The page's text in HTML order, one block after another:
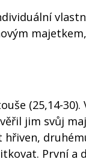
(25,14-
jim svůj
První a